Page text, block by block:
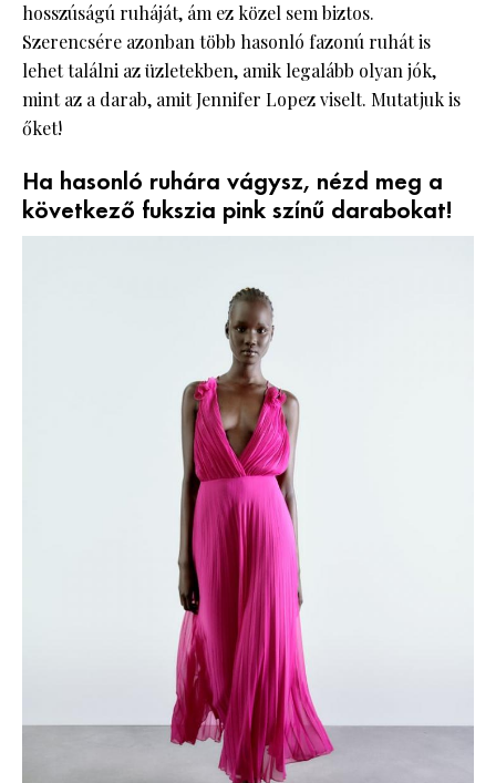
hosszúságú ruháját, ám ez közel sem biztos.
Szerencsére azonban több hasonló fazonú ruhát is
lehet találni az üzletekben, amik legalább olyan jók,
mint az a darab, amit Jennifer Lopez viselt. Mutatjuk is
őket!
Ha hasonló ruhára vágysz, nézd meg a
következő fukszia pink színű darabokat!